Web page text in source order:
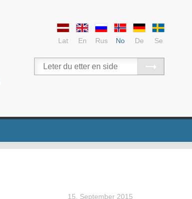
Lat En Rus No De Se
15. September 2015